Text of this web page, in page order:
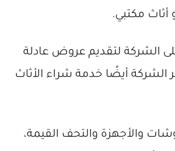
مكتبي.
الشركة لتقديم عروض عادلة
الشركة أيضًا خدمة شراء الأثاث
والأجهزة والتحف القيمة،